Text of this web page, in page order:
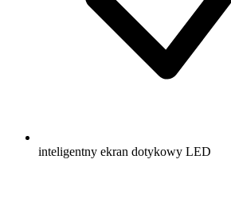
inteligentny ekran dotykowy LED